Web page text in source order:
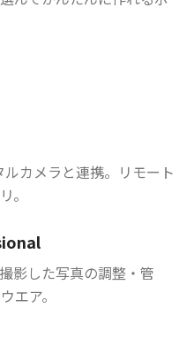
カメラと連携。リモート
。
影した写真の調整・管
エア。